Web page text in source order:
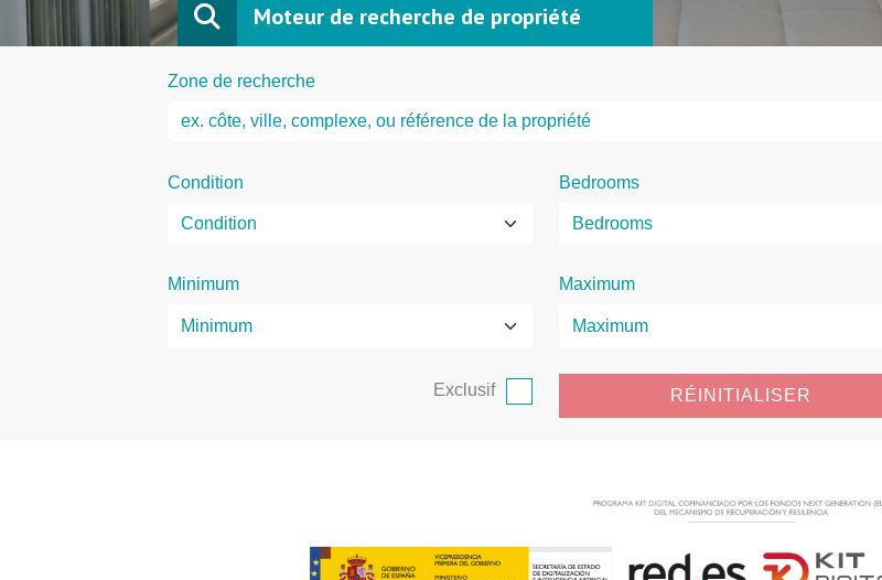
Moteur de recherche de propriété
Zone de recherche
Condition Bedrooms
Minimum Maximum
Exclusif RÉINITIALISER